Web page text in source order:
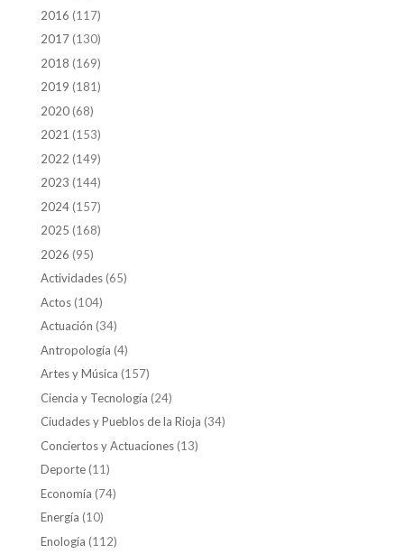
2016 (117)
2017(130)
2018 (169)
2019 (181)
2020(68)
2021 (153)
2022 (149)
2023 (144)
2024(157)
2025 (168)
2026 (95)
Actividades(65)
Actos(104)
Actuación (34)
Antropología (4)
Artes y Música (157)
Ciencia y Tecnología (24)
Ciudades y Pueblos de la Rioja (34)
Conciertos y Actuaciones(13)
Deporte(11)
Economía (74)
Energía (10)
Enología (112)